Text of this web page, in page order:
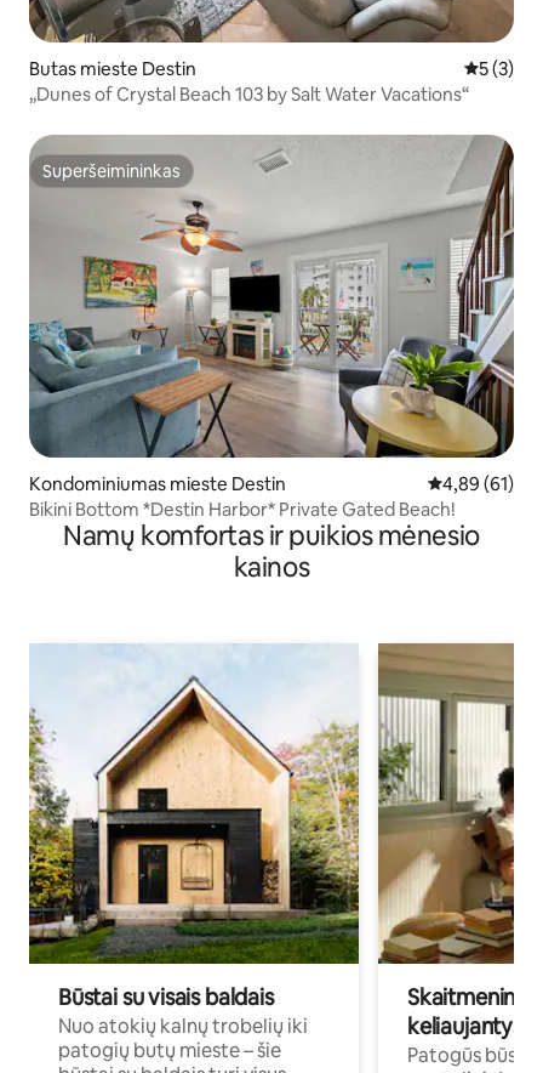
Butas mieste Destin Vidutinis
5 (3)
„Dunes of Crystal Beach 103 by Salt Water Vacations“
Superšeimininkas
Superšeimininkas
Kondominiumas mieste Destin Vidutinis
4,89 (61)
Bikini Bottom *Destin Harbor* Private Gated Beach!
Namų komfortas ir puikios mėnesio
kainos
Būstai su visais baldais
Nuo atokių kalnų trobelių iki
patogių butų mieste – šie
keliaujantys
Patogūs